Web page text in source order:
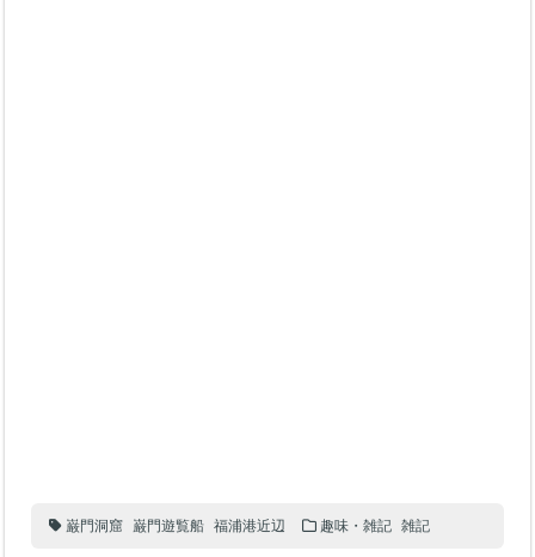
巌門洞窟 巌門遊覧船 福浦港近辺 趣味・雑記 雑記